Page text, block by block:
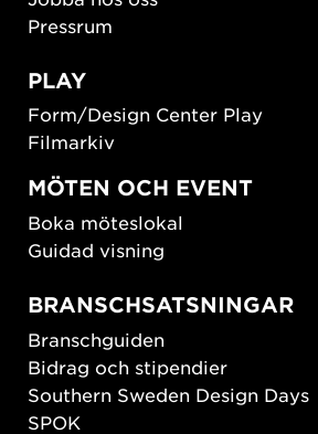
Pressrum
PLAY
Form/Design Center Play
Filmarkiv
MÖTEN OCH EVENT
Boka möteslokal
Guidad visning
BRANSCHSATSNINGAR
Branschguiden
Bidrag och stipendier
Southern Sweden Design Days
SPOK